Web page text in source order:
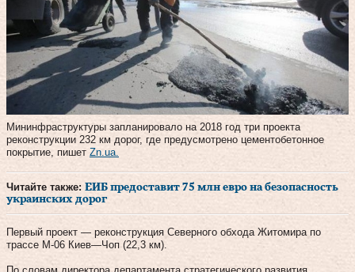
Мининфраструктуры запланировало на 2018 год три проекта
реконструкции 232 км дорог, где предусмотрено цементобетонное
покрытие, пишет Zn.ua.
Читайте также: ЕИБ предоставит 75 млн евро на безопасность
украинских дорог
Первый проект — реконструкция Северного обхода Житомира по
трассе М-06 Киев—Чоп (22,3 км).